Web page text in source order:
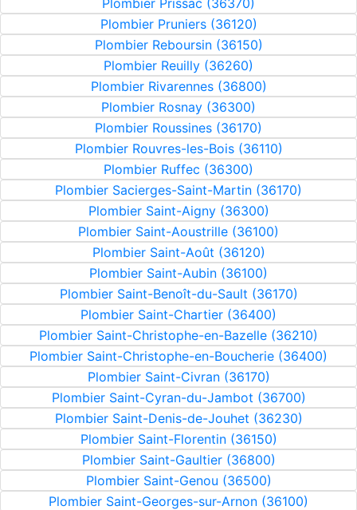
Plombier Prissac (36370)
Plombier Pruniers (36120)
Plombier Reboursin (36150)
Plombier Reuilly (36260)
Plombier Rivarennes (36800)
Plombier Rosnay (36300)
Plombier Roussines (36170)
Plombier Rouvres-les-Bois (36110)
Plombier Ruffec (36300)
Plombier Sacierges-Saint-Martin (36170)
Plombier Saint-Aigny (36300)
Plombier Saint-Aoustrille (36100)
Plombier Saint-Août (36120)
Plombier Saint-Aubin (36100)
Plombier Saint-Benoît-du-Sault (36170)
Plombier Saint-Chartier (36400)
Plombier Saint-Christophe-en-Bazelle (36210)
Plombier Saint-Christophe-en-Boucherie (36400)
Plombier Saint-Civran (36170)
Plombier Saint-Cyran-du-Jambot (36700)
Plombier Saint-Denis-de-Jouhet (36230)
Plombier Saint-Florentin (36150)
Plombier Saint-Gaultier (36800)
Plombier Saint-Genou (36500)
Plombier Saint-Georges-sur-Arnon (36100)